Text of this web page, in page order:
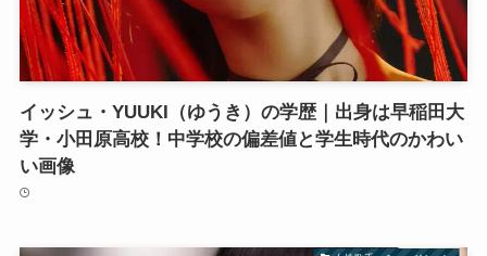
イッシュ・YUUKI（ゆうき）の学歴｜出身は早稲田大
学・小田原高校！中学校の偏差値と学生時代のかわい
い画像